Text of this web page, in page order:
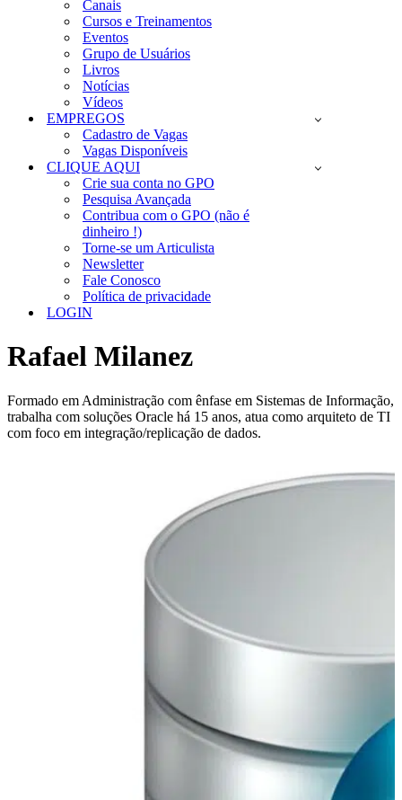
Canais
Cursos e Treinamentos
Eventos
Grupo de Usuários
Livros
Notícias
Vídeos
EMPREGOS
Cadastro de Vagas
Vagas Disponíveis
CLIQUE AQUI
Crie sua conta no GPO
Pesquisa Avançada
Contribua com o GPO (não é
dinheiro !)
Torne-se um Articulista
Newsletter
Fale Conosco
Política de privacidade
LOGIN
Rafael Milanez
Formado em Administração com ênfase em Sistemas de Informação,
trabalha com soluções Oracle há 15 anos, atua como arquiteto de TI
com foco em integração/replicação de dados.